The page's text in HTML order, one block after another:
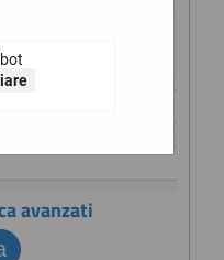
avanzati